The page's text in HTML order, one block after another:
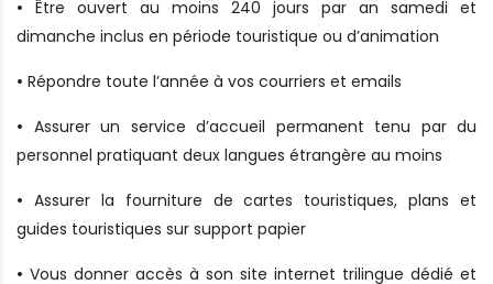
• Être ouvert au moins 240 jours par an samedi et
dimanche inclus en période touristique ou d’animation
• Répondre toute l’année à vos courriers et emails
• Assurer un service d’accueil permanent tenu par du
personnel pratiquant deux langues étrangère au moins
• Assurer la fourniture de cartes touristiques, plans et
guides touristiques sur support papier
• Vous donner accès à son site internet trilingue dédié et